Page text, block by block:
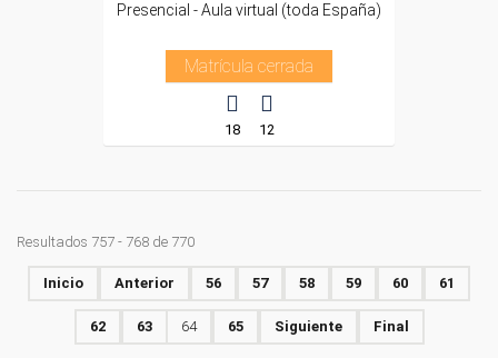
Presencial - Aula virtual (toda España)
Matrícula cerrada
18 12
Resultados 757 - 768 de 770
Inicio Anterior 56 57 58 59 60 61
62 63 64 65 Siguiente Final